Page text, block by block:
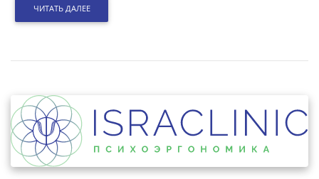
ЧИТАТЬ ДАЛЕЕ